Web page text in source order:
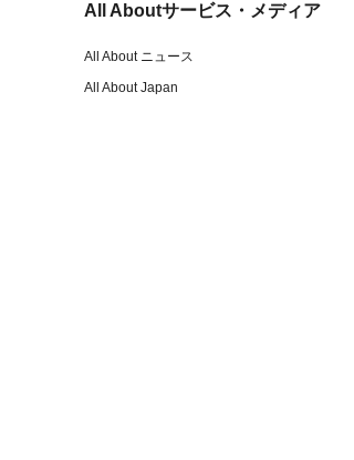
All Aboutサービス・メディア
All About ニュース
All About Japan